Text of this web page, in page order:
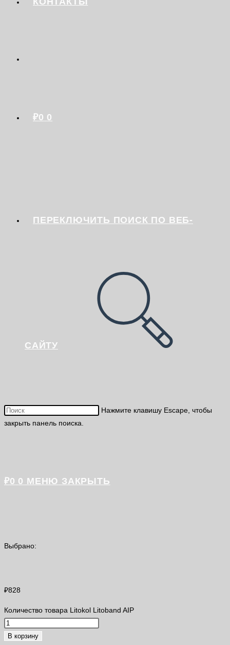
₽0 0
ПЕРЕКЛЮЧИТЬ ПОИСК ПО ВЕБ-
САЙТУ
Нажмите клавишу Escape, чтобы
закрыть панель поиска.
₽0 0 МЕНЮ ЗАКРЫТЬ
Выбрано:
₽828
Количество товара Litokol Litoband AIP
В корзину